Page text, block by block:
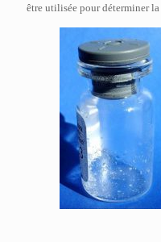
être utilisée pour déterminer